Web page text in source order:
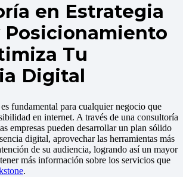
en Estrategia
Posicionamiento
Tu
Digital
es fundamental para cualquier negocio que
en internet. A través de una consultoría
empresas pueden desarrollar un plan sólido
digital, aprovechar las herramientas más
de su audiencia, logrando así un mayor
más información sobre los servicios que
.